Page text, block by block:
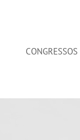
CONGRESSOS